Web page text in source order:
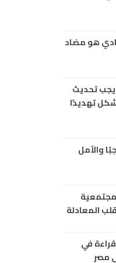
هو مضاد
يجب تحديث
تهديدًا
والأمل
المعادلة
في
مصر